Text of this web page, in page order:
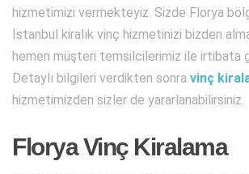
hizmetimizi vermekteyiz. Sizde Florya
İstanbul kiralık vinç hizmetinizi bizden
hemen müşteri temsilcilerimiz ile irtibata
Detaylı bilgileri verdikten sonra vinç
hizmetimizden sizler de yararlanabilirsiniz.
Florya Vinç Kiralama